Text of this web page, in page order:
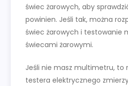
świec żarowych, aby
powinien. Jeśli tak, można
świec żarowych i testowanie
świecami żarowymi.
Jeśli nie masz multimetru, to
testera elektrycznego